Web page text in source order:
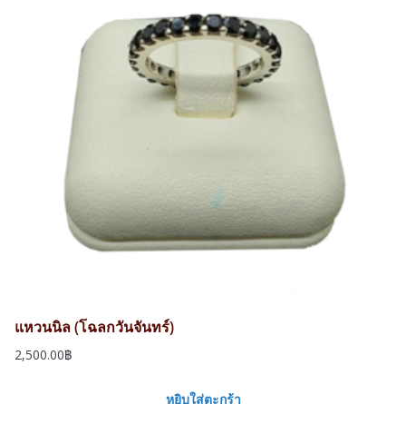
แหวนนิล (โฉลกวันจันทร์)
2,500.00฿
หยิบใส่ตะกร้า